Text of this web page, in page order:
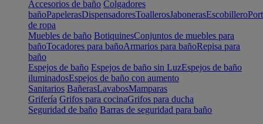
Accesorios de baño Colgadores
bañoPapelerasDispensadoresToallerosJabonerasEscobillero
de ropa
Muebles de baño BotiquinesConjuntos de muebles para
bañoTocadores para bañoArmarios para bañoRepisa para
baño
Espejos de baño Espejos de baño sin LuzEspejos de baño
iluminadosEspejos de baño con aumento
Sanitarios BañerasLavabosMamparas
Grifería Grifos para cocinaGrifos para ducha
Seguridad de baño Barras de seguridad para baño